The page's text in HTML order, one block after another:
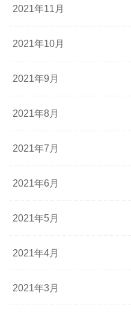
2021年11月
2021年10月
2021年9月
2021年8月
2021年7月
2021年6月
2021年5月
2021年4月
2021年3月